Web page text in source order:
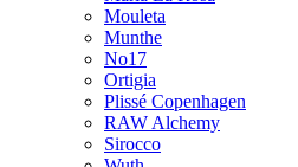
Mouleta
Munthe
No17
Ortigia
Plissé Copenhagen
RAW Alchemy
Sirocco